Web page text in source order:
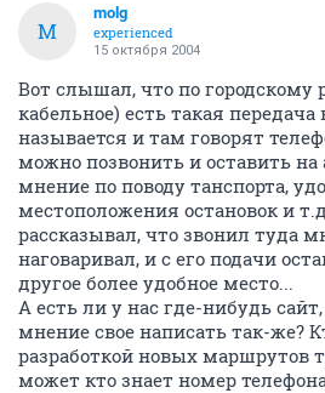
M
molg
experienced
15 октября 2004
Вот слышал, что по городскому
кабельное) есть такая
называется и там говорят
можно позвонить и оставить на
мнение по поводу танспорта,
местоположения остановок и
рассказывал, что звонил туда
наговаривал, и с его подачи
другое более удобное место...
А есть ли у нас где-нибудь
мнение свое написать так-же?
разработкой новых маршрутов
может кто знает номер